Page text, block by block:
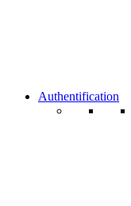
Authentification